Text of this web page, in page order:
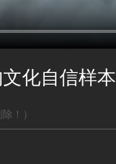
化自信样本
！）